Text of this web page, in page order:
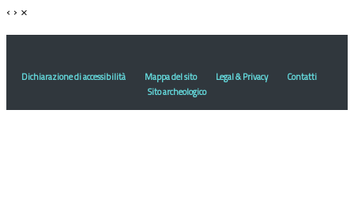
‹ › ×
Dichiarazione di accessibilità Mappa del sito Legal & Privacy
Contatti
Sito archeologico